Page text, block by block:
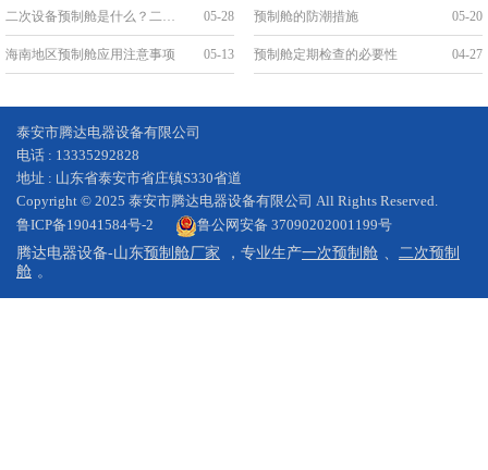
二次设备预制舱是什么？二次舱的应用和优势 05-28 预制舱的防潮措施 05-20
海南地区预制舱应用注意事项 05-13 预制舱定期检查的必要性 04-27
泰安市腾达电器设备有限公司
电话 : 13335292828
地址 : 山东省泰安市省庄镇S330省道
Copyright © 2025 泰安市腾达电器设备有限公司 All Rights Reserved.
鲁ICP备19041584号-2
鲁公网安备 37090202001199号
腾达电器设备-山东预制舱厂家 ，专业生产一次预制舱
二次预制
舱 。